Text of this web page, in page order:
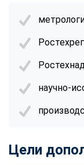
научно-
Цели